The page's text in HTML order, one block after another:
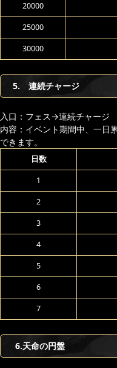
20000
25000
30000
5. 連続チャージ
入口：フェス→連続チャージ
内容：イベント期間中、一日
できます。
日数
1
2
3
4
5
6
7
6.天命の円盤